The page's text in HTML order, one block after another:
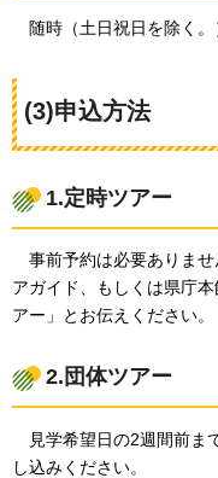
随時 （土日祝日を除く。
(3)申込方法
1.定時ツアー
事前予約は必要ありま
アガイド、もしくは県庁
アー」とお伝えください。
2.団体ツアー
見学希望日の2週間前ま
し込みください。